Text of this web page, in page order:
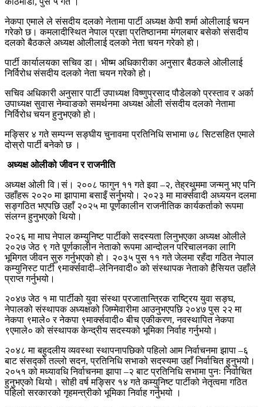
नेकपा एमाले ले संसदीय दलको नेतामा पार्टी अध्यक्ष केपी शर्मा ओलीलाई चयन
गरेको छ। कमलादीस्थित नेपाल प्रज्ञा प्रतिष्ठानमा मंगलबार बसेको संसदीय
दलको बैठकले अध्यक्ष ओलीलाई दलको नेता चयन गरेको हो।
पार्टी कार्यालयका सचिव डा। भीष्म अधिकारीका अनुसार बैठकले ओलीलाई
निर्विरोध संसदीय दलको नेता चयन गरेको हो।
सचिव अधिकारी अनुसार पार्टी उपाध्यक्ष विष्णुप्रसाद पौडेलको प्रस्ताव र अर्का
उपाध्यक्ष सुवास नेम्वाङको समर्थनमा अध्यक्ष ओली संसदीय दलको नेतामा
निर्विरोध चयन हुनुभएको हो।
मङ्सिर ४ गते सम्पन्न सङ्घीय चुनावमा प्रतिनिधि सभामा ७८ सिटसहित एमाले
दोस्रो पार्टी बनेको छ ।
अध्यक्ष ओलीको जीवन र राजनीति
अध्यक्ष ओली वि।सं। २००८ फागुन ११ गते इवा –२, तेह्रथुममा जन्मनु भए पनि
उहाँहरू २०२० मा झापामा बसाइँ सर्नुभयो। २०२३ मा मार्क्सवादी अध्ययन दलमा
सङ्गठित भएपछि उहाँ २०२५ मा पूर्णकालीन राजनीतिक कार्यकर्ताको रूपमा
संलग्न हुनुभएको थियो।
२०२६ मा माघ नेपाल कम्युनिष्ट पार्टीको सदस्यता लिनुभएका अध्यक्ष ओलीले
२०२७ जेठ ९ गते पूर्णकालीन नेताको रूपमा आन्दोलन परिचालनका लागि
भूमिगत जीवन सुरु गर्नुभएको हो। २०३५ पुस ११ गते जेलमा रहँदा गठित नेपाल
कम्युनिस्ट पार्टी ९मार्क्सवादी–लेनिनवादी० को संस्थापक नेताको हैसियत उहाँले
प्राप्त गर्नुभयो।
२०४७ जेठ १ मा पार्टीको युवा संस्था प्रजातान्त्रिक राष्ट्रिय युवा सङ्घ,
नेपालको संस्थापक अध्यक्षको जिम्मेवारीमा आउनुभएपछि २०४७ पुस २२ मा
नेकपा ९माले० र नेकपा ९मार्क्सवादी० बीच एकीकरण, नवस्थापित नेकपा
९एमाले० को संस्थापक केन्द्रीय सदस्यको भूमिका निर्वाह गर्नुभयो।
२०४८ मा बहुदलीय व्यवस्था स्थापनापछिको पहिलो आम निर्वाचनमा झापा –६
बाट संसद्को तल्लो सदन, प्रतिनिधि सभाको सदस्यमा उहाँ निर्वाचित हुनुभयो।
२०५१ को मध्यावधि निर्वाचनमा झापा –२ बाट प्रतिनिधि सभामा पुनः निर्वाचित
हुनुभएको थियो। सोही वर्ष मङ्सिर १४ गते कम्युनिष्ट पार्टीको नेतृत्वमा गठित
पहिलो सरकारको गृहमन्त्रीको भूमिका निर्वाह गर्नुभयो ।